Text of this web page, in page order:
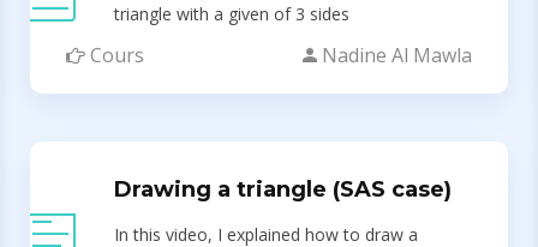
triangle with a given of 3 sides
Cours Nadine Al Mawla
Drawing a triangle (SAS case)
In this video, I explained how to draw a